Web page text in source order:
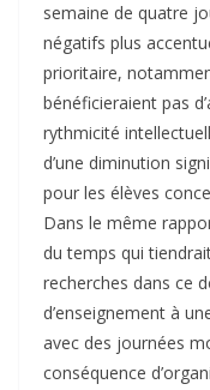
semaine de quatre
négatifs plus
prioritaire,
bénéficieraient pas
rythmicité
d’une diminution
pour les élèves
Dans le même
du temps qui
recherches dans ce
d’enseignement à
avec des journées
conséquence